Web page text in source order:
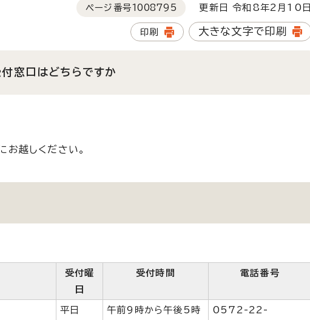
ページ番号1008795 更新日 令和8年2月10日
印刷 大きな文字で印刷
窓口はどちらですか
お越しください。
受付曜
日
受付時間 電話番号
平日 午前9時から午後5時
0572-22-